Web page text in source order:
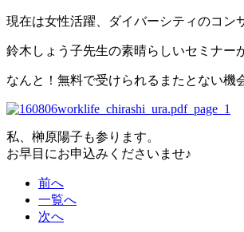
現在は女性活躍、ダイバーシティのコン
鈴木しょう子先生の素晴らしいセミナー
なんと！無料で受けられるまたとない機
私、榊原陽子も参ります。
お早目にお申込みくださいませ♪
前へ
一覧へ
次へ